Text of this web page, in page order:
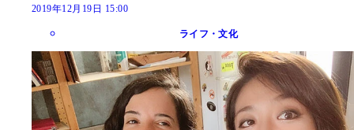
2019年12月19日 15:00
ライフ・文化